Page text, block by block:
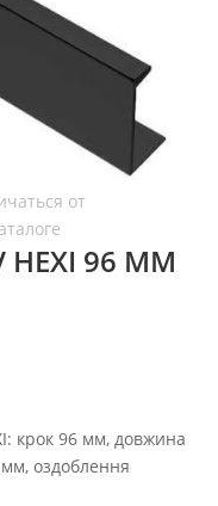
HEXI 96 ММ
крок 96 мм, довжина
оздоблення